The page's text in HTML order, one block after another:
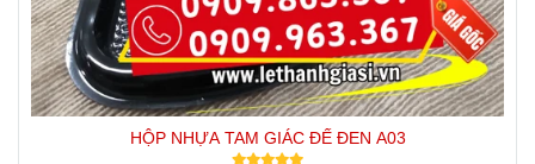
HỘP NHỰA TAM GIÁC ĐẾ ĐEN A03